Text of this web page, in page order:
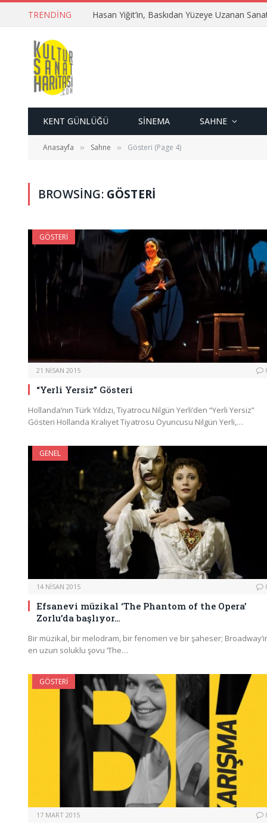
TRENDING Hasan Yiğit’in, Baskıdan Yüzeye Uzanan
KENT GÜNLÜĞÜ SINEMA SAHNE
Anasayfa » Sahne » Gösteri (Page 4)
BROWSING: GÖSTERI
GÖSTERI
21 NISAN 2015
“Yerli Yersiz” Gösteri
Hollanda’nın Türk Yıldızı, Tiyatrocu Nilgün Yerli’den “Yerli Yersiz”
Gösteri Hollanda Kraliyet Tiyatrosu Oyuncusu Nilgün Yerli,…
GENEL
14 NISAN 2015
Efsanevi müzikal ‘The Phantom of the Opera’
Zorlu’da başlıyor…
Bir müzikal, bir melodram, bir fenomen ve bir şaheser;
en uzun soluklu şovu ‘The…
GÖSTERI
17 MART 2015